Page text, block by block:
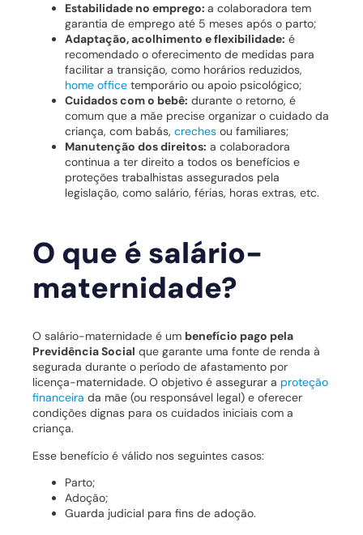
Estabilidade no emprego: a colaboradora tem
garantia de emprego até 5 meses após o parto;
Adaptação, acolhimento e flexibilidade: é
recomendado o oferecimento de medidas para
facilitar a transição, como horários reduzidos,
home office temporário ou apoio psicológico;
Cuidados com o bebê: durante o retorno, é
comum que a mãe precise organizar o cuidado da
criança, com babás, creches ou familiares;
Manutenção dos direitos: a colaboradora
continua a ter direito a todos os benefícios e
proteções trabalhistas assegurados pela
legislação, como salário, férias, horas extras, etc.
O que é salário-
maternidade?
O salário-maternidade é um benefício pago pela
Previdência Social que garante uma fonte de renda à
segurada durante o período de afastamento por
licença-maternidade. O objetivo é assegurar a proteção
financeira da mãe (ou responsável legal) e oferecer
condições dignas para os cuidados iniciais com a
criança.
Esse benefício é válido nos seguintes casos:
Parto;
Adoção;
Guarda judicial para fins de adoção.